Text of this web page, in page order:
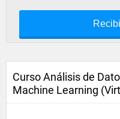
Curso Análisis de
Machine Learning